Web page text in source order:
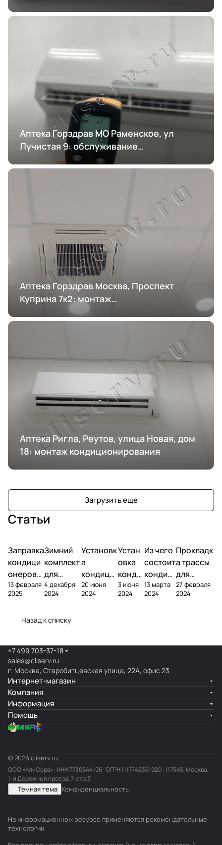
Аптека Горздрав МО Раменское, ул
Лучистая 9: обслуживание
кондиционирования
Аптека Горздрав Москва, Проспект
Куприна 7к2: монтаж
кондиционирования
Аптека Ригла, Реутов, улица Новая, дом
18: монтаж кондиционирования
Загрузить еще
Статьи
Заправка
кондици
онеров
фреоном
13 февраля
2025
Зимний
комплект
для
кондици
онера
4 декабря
2024
Установк
а
кондици
онера на
фасаде
20 июня
2024
Устан
овка
конди
ционе
ра
3 июня
2024
Из чего
состоит
кондиц
ионер?
13 марта
2024
Прокладк
а трассы
для
кондицио
нера
27 февраля
2024
Назад к списку
+7 499 703-37-18
sales@cliserv.ru
г. Москва, Старобитцевская улица, 22А, офис 23
Интернет-магазин
Компания
Информация
Помощь
© 2026 cliserv.ru
ООО «КлиСерв» · ИНН7730644106· ОГРН 1117746361920 · 117545, Москва,
1-й Дорожный проезд, 7, стр.3
Темная тема Конфиденциальность
На информационном ресурсе применяются рекомендательные
технологии.